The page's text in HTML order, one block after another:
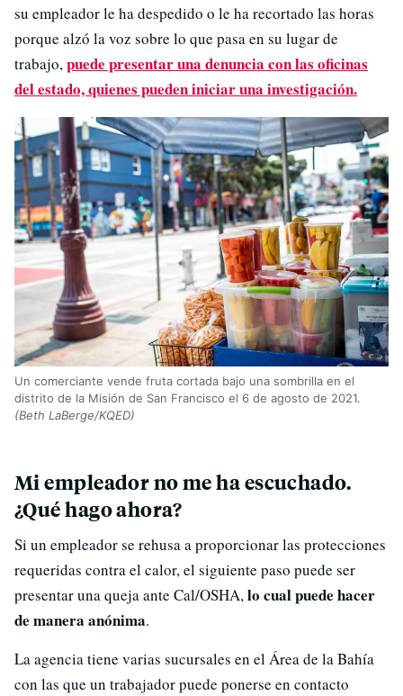
su empleador le ha despedido o le ha recortado las horas
porque alzó la voz sobre lo que pasa en su lugar de
trabajo,puede presentar una denuncia con las oficinas
del estado, quienes pueden iniciar una investigación.
Un comerciante vende fruta cortada bajo una sombrilla en el
distrito de la Misión de San Francisco el 6 de agosto de 2021.
(Beth LaBerge/KQED)
Mi empleador no me ha escuchado.
¿Qué hago ahora?
Si un empleador se rehusa a proporcionar las protecciones
requeridas contra el calor, el siguiente paso puede ser
presentar una queja ante Cal/OSHA,lo cual puede hacer
de manera anónima.
La agencia tiene varias sucursales en el Área de la Bahía
con las que un trabajador puede ponerse en contacto